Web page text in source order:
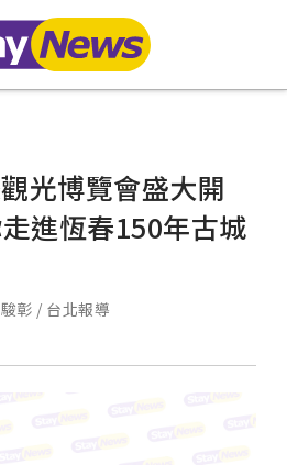
光博覽會盛大開
進恆春150年古城
彰 / 台北報導